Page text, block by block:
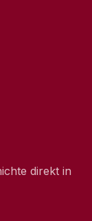
direkt in